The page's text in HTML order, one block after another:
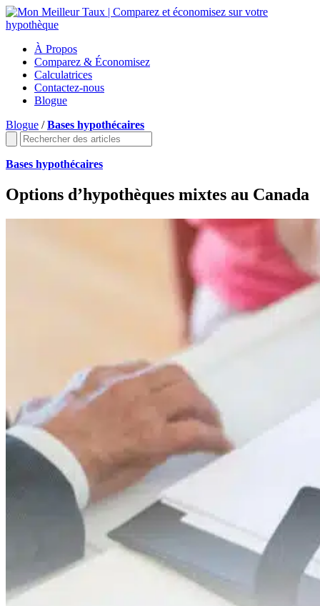
À Propos
Comparez & Économisez
Calculatrices
Contactez-nous
Blogue
Blogue /Bases hypothécaires
Bases hypothécaires
Options d’hypothèques mixtes au Canada